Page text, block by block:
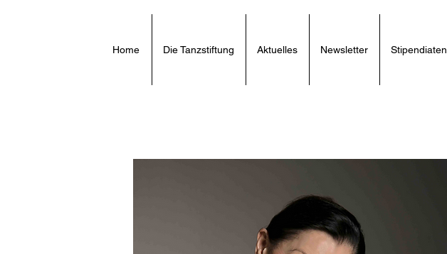
Home Die Tanzstiftung Aktuelles Newsletter Stipendiaten